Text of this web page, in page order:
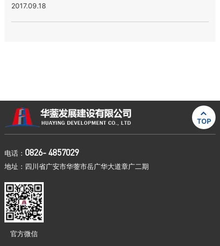
2017.09.18

TOP
电话： 0826- 4857029
地址：四川省广安市华蓥市岳广华大道章广二期
官方微信